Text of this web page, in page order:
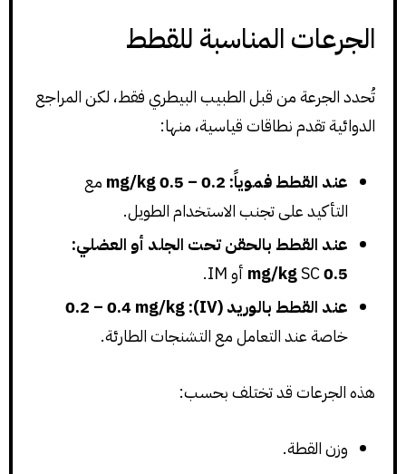
الجرعات المناسبة للقطط
تُحدد الجرعة من قبل الطبيب البيطري فقط، لكن المراجع
الدوائية تقدم نطاقات قياسية، منها:
عند القطط فموياً: 0.2 – 0.5 mg/kg
مع
التأكيد على تجنب الاستخدام الطويل.
عند القطط بالحقن تحت الجلد أو العضلي:
0.5 mg/kgSC أو IM.
عند القطط بالوريد (IV):
0.2 – 0.4 mg/kg
خاصة عند التعامل مع التشنجات الطارئة.
هذه الجرعات قد تختلف بحسب:
وزن القطة.